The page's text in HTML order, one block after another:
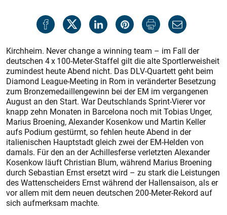
Kirchheim. Never change a winning team – im Fall der
deutschen 4 x 100-Meter-Staffel gilt die alte Sportlerweisheit
zumindest heute Abend nicht. Das DLV-Quartett geht beim
Diamond League-Meeting in Rom in veränderter Besetzung
zum Bronzemedaillengewinn bei der EM im vergangenen
August an den Start. War Deutschlands Sprint-Vierer vor
knapp zehn Monaten in Barcelona noch mit Tobias Unger,
Marius Broening, Alexander Kosenkow und Martin Keller
aufs Podium gestürmt, so fehlen heute Abend in der
italienischen Hauptstadt gleich zwei der EM-Helden von
damals. Für den an der Achillesferse verletzten Alexander
Kosenkow läuft Christian Blum, während Marius Broening
durch Sebastian Ernst ersetzt wird – zu stark die Leistungen
des Wattenscheiders Ernst während der Hallensaison, als er
vor allem mit dem neuen deutschen 200-Meter-Rekord auf
sich aufmerksam machte.